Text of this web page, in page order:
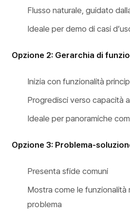
Flusso naturale, guidato
Ideale per demo di casi
Opzione 2: Gerarchia di
Inizia con funzionalità
Progredisci verso capacità
Ideale per panoramiche
Opzione 3: Problema-
Presenta sfide comuni
Mostra come le funzionalità
problema